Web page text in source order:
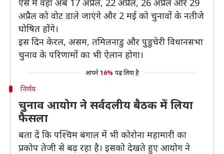
ऐसे में वहां अब 17 अप्रैल, 22 अप्रैल, 26 अप्रैल और 29
अप्रैल को वोट डाले जाएंगे और 2 मई को चुनावों के नतीजे
घोषित होंगे।
इस दिन केरल, असम, तमिलनाडु और पुडुचेरी विधानसभा
चुनाव के परिणामों का भी ऐलान होगा।
आपने 16% पढ़ लिया है
निर्णय
चुनाव आयोग ने सर्वदलीय बैठक में लिया
फैसला
बता दें कि पश्चिम बंगाल में भी कोरोना महामारी का
प्रकोप तेजी से बढ़ रहा है। इसको देखते हुए आयोग ने